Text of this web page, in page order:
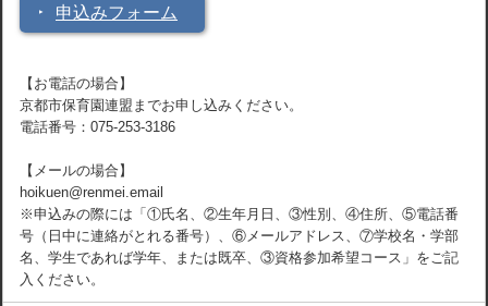
申込みフォーム
【お電話の場合】
京都市保育園連盟までお申し込みください。
電話番号：075-253-3186
【メールの場合】
hoikuen@renmei.email
※申込みの際には「①氏名、②生年月日、③性別、④住所、⑤電話番
号（日中に連絡がとれる番号）、⑥メールアドレス、⑦学校名・学部
名、学生であれば学年、または既卒、③資格参加希望コース」をご記
入ください。